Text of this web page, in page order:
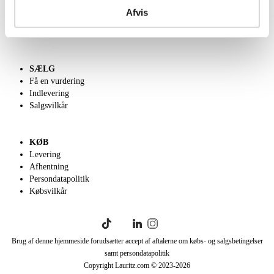
Afvis
SÆLG
Få en vurdering
Indlevering
Salgsvilkår
KØB
Levering
Afhentning
Persondatapolitik
Købsvilkår
Brug af denne hjemmeside forudsætter accept af aftalerne om købs- og salgsbetingelser
samt persondatapolitik
Copyright Lauritz.com © 2023-2026